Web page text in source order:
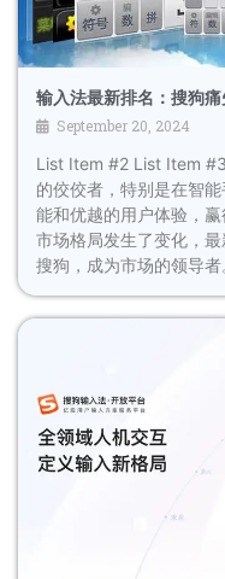
输入法最新排名：搜狗
September 20, 2024
List Item #2 List Item
的佼佼者，特别是在智
能和优越的用户体验，
市场格局发生了变化，
搜狗，成为市场的领导